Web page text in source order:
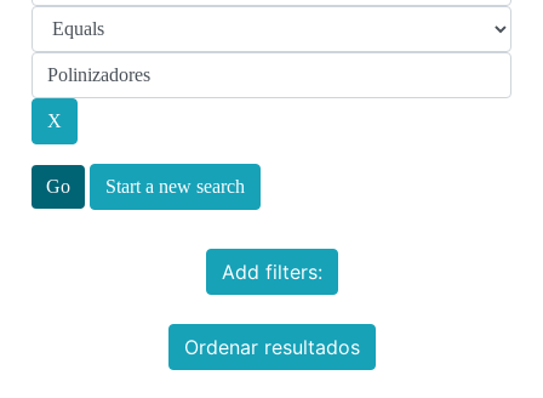
Start a new search
Add filters:
Ordenar resultados